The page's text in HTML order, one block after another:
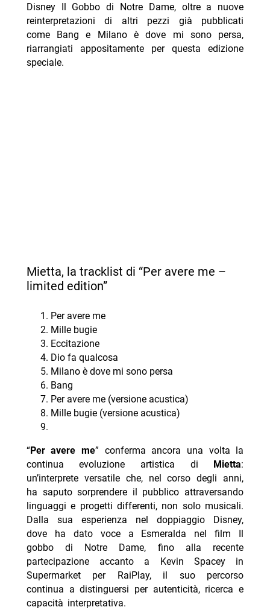
Disney Il Gobbo di Notre Dame, oltre a nuove
reinterpretazioni di altri pezzi già pubblicati
come Bang e Milano è dove mi sono persa,
riarrangiati appositamente per questa edizione
speciale.
Mietta, la tracklist di “Per avere me –
limited edition”
Per avere me
Mille bugie
Eccitazione
Dio fa qualcosa
Milano è dove mi sono persa
Bang
Per avere me (versione acustica)
Mille bugie (versione acustica)
“Per avere me” conferma ancora una volta la
continua evoluzione artistica di
Mietta:
un’interprete versatile che, nel corso degli anni,
ha saputo sorprendere il pubblico attraversando
linguaggi e progetti differenti, non solo musicali.
Dalla sua esperienza nel doppiaggio Disney,
dove ha dato voce a Esmeralda nel film Il
gobbo di Notre Dame, fino alla recente
partecipazione accanto a Kevin Spacey in
Supermarket per RaiPlay, il suo percorso
continua a distinguersi per autenticità, ricerca e
capacità interpretativa.